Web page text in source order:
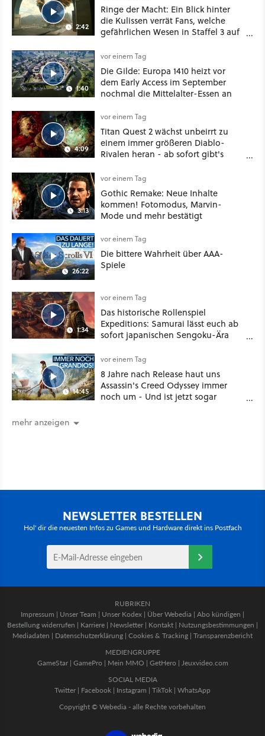
2:42
Ringe der Macht: Ein Blick hinter
die Kulissen verrät Fans, welche
gefährlichen Wesen in Staffel 3 auf
1:40
vor einem Tag
Die Gilde: Europa 1410 heizt vor
dem Early Access im September
nochmal die Mittelalter-Essen an
4:09
vor einem Tag
Titan Quest 2 wächst unbeirrt zu
einem immer größeren Diablo-
Rivalen heran - ab sofort gibt's
Klasse
3:13
vor einem Tag
Gothic Remake: Neue Inhalte
kommen! Fotomodus, Marvin-
Mode und mehr bestätigt
26:22
vor einem Tag
Die bittere Wahrheit über AAA-
Spiele
1:34
vor einem Tag
Das historische Rollenspiel
Expeditions: Samurai lässt euch ab
sofort japanischen Sengoku-Ära
oder Diplomatie
14:45
vor einem Tag
8 Jahre nach Release haut uns
Assassin's Creed Odyssey immer
noch um - Und ist jetzt sogar
mehr anzeigen
NEWSLETTER BESTELLEN
Hol' dir die neuesten Infos zu Games und Hardware direkt ins Postfach
RUBRIKEN
Impressum | Unser Team | Unser Kodex | Über Webedia | Abo kündigen |
Bestellung widerrufen | Karriere | Newsletter | Kontakt | Nutzungsbestimmungen |
Mediadaten | Datenschutzerklärung | Cookies & Tracking | Transparenzbericht
MEDIENGRUPPE
GameStar| GamePro | Mein MMO | GetHero | Jeuxvideo.com
SOCIAL MEDIA
Twitter | Facebook | Instagram | TikTok | WhatsApp
Copyright © Webedia - alle Rechte vorbehalten